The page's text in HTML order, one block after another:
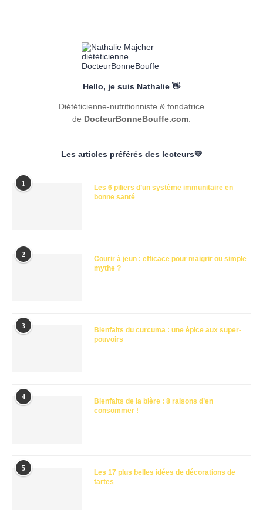
Hello, je suis Nathalie 👋
Diététicienne-nutritionniste & fondatrice
de DocteurBonneBouffe.com
Les articles préférés des lecteurs💛
1
Les 6 piliers d’un système immunitaire en
bonne santé
2
Courir à jeun : efficace pour maigrir ou simple
mythe ?
3
Bienfaits du curcuma : une épice aux super-
pouvoirs
4
Bienfaits de la bière : 8 raisons d’en
consommer !
5
Les 17 plus belles idées de décorations de
tartes